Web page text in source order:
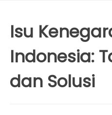
Isu
Indonesia:
dan Solusi